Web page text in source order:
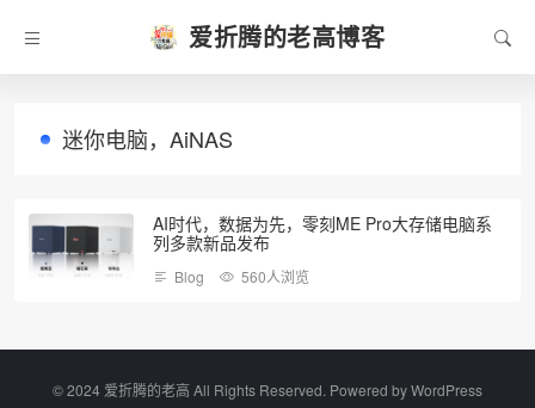
爱折腾的老高博客
迷你电脑，AiNAS
AI时代，数据为先，零刻ME Pro大存储电脑系
列多款新品发布
Blog 560人浏览
©️ 2024 爱折腾的老高 All Rights Reserved. Powered byWordPress